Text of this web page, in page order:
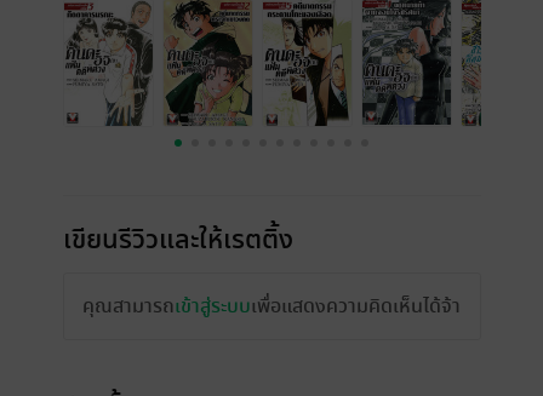
เขียนรีวิวและให้เรตติ้ง
คุณสามารถเข้าสู่ระบบเพื่อแสดงความคิดเห็นได้จ้า